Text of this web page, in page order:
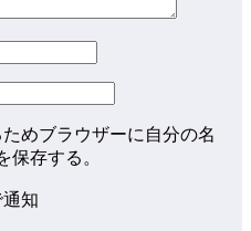
めブラウザーに自分の名
保存する。
知